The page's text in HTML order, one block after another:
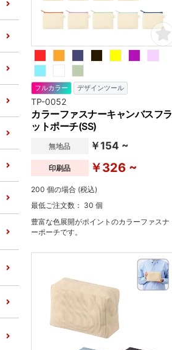
フルカラー デザインツール
TP-0052
カラーファスナーキャンバスフラ
ットポーチ(SS)
無地品 ￥154 ~
印刷品 ￥326 ~
200 個の場合 (税込)
最低ご注文数： 30 個
豊富な色展開がポイントのカラーファスナ
ーポーチです。